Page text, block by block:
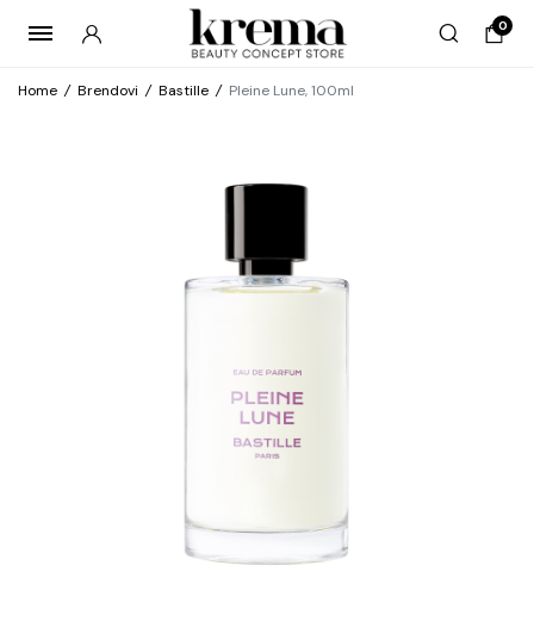
0
Home / Brendovi / Bastille / Pleine Lune, 100ml